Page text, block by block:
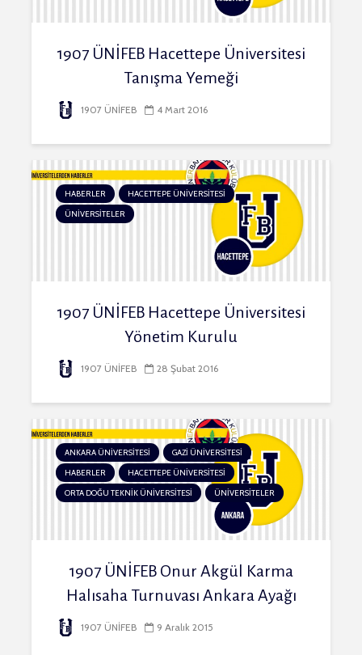
1907 ÜNİFEB Hacettepe Üniversitesi
Tanışma Yemeği
1907 ÜNİFEB 4 Mart 2016
HABERLER
HACETTEPE ÜNİVERSİTESİ
ÜNİVERSİTELER
1907 ÜNİFEB Hacettepe Üniversitesi
Yönetim Kurulu
1907 ÜNİFEB 28 Şubat 2016
ANKARA ÜNİVERSİTESİ
GAZİ ÜNİVERSİTESİ
HABERLER
HACETTEPE ÜNİVERSİTESİ
ORTA DOĞU TEKNİK ÜNİVERSİTESİ
ÜNİVERSİTELER
1907 ÜNİFEB Onur Akgül Karma
Halısaha Turnuvası Ankara Ayağı
1907 ÜNİFEB 9 Aralık 2015